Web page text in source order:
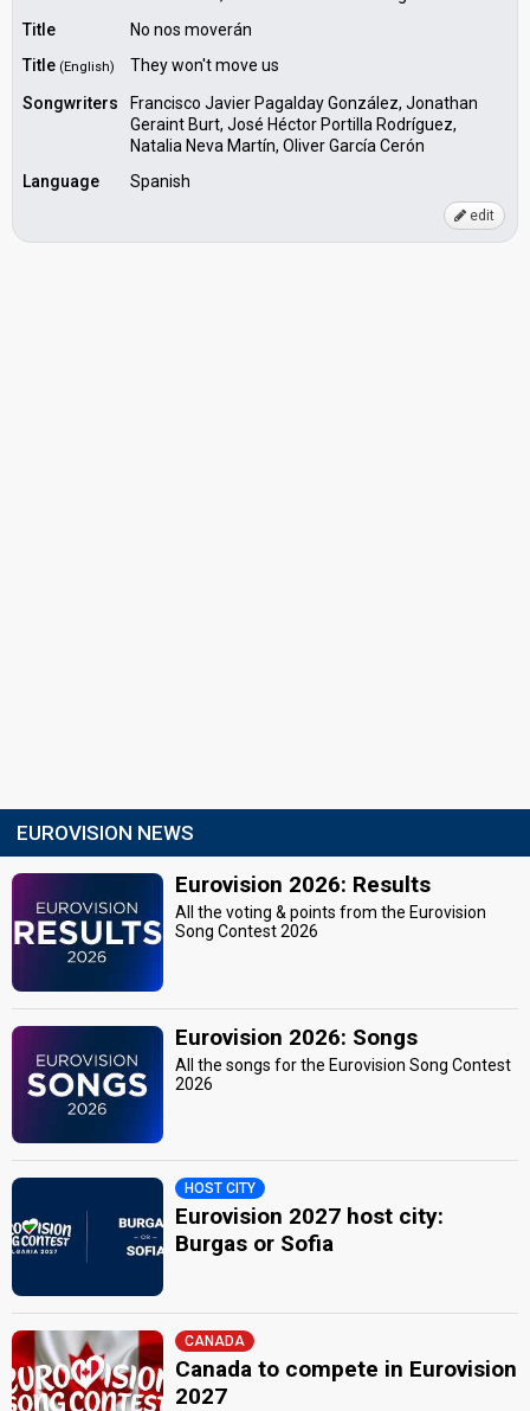
Title
No nos moverán
Title (English)
They won't move us
Songwriters
Francisco Javier Pagalday González, Jonathan
Geraint Burt, José Héctor Portilla Rodríguez,
Natalia Neva Martín, Oliver García Cerón
Language
Spanish
edit
EUROVISION NEWS
Eurovision 2026: Results
All the voting & points from the Eurovision
Song Contest 2026
Eurovision 2026: Songs
All the songs for the Eurovision Song Contest
2026
HOST CITY
Eurovision 2027 host city:
Burgas or Sofia
CANADA
Canada to compete in Eurovision
2027